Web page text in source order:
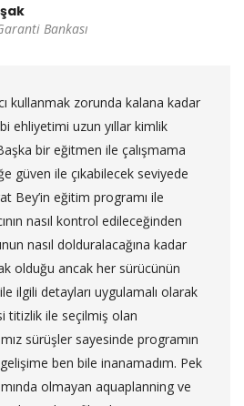
Bankası
kullanmak zorunda kalana kadar
ehliyetimi uzun yıllar kimlik
bir eğitmen ile çalışmama
güven ile çıkabilecek seviyede
Bey’in eğitim programı ile
nasıl kontrol edileceğinden
nasıl dolduralacağına kadar
olduğu ancak her sürücünün
ilgili detayları uygulamalı olarak
titizlik ile seçilmiş olan
sürüşler sayesinde programın
ben bile inanamadım. Pek
olmayan aquaplanning ve